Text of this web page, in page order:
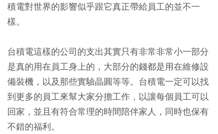
積電對世界的影響似乎跟它真正帶給員工的並不一
樣。
台積電這樣的公司的支出其實只有非常非常小一部分
是真的用在員工身上的，大部分的錢都是用在維修設
備裝機，以及那些實驗晶圓等等。台積電一定可以找
到更多的員工來幫大家分擔工作，以讓每個員工可以
回家，並且有符合常理的時間陪伴家人，同時也保有
不錯的福利。